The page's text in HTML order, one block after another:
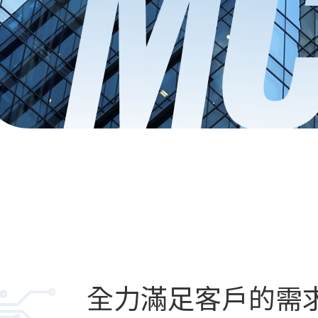
全力滿足客戶的需